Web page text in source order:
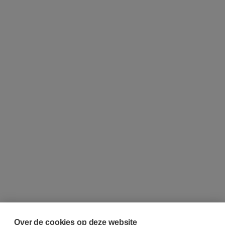
Over de cookies op deze website